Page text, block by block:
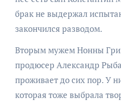
брак не выдержал
закончился разводом.
Вторым мужем Нонны
продюсер Александр
проживает до сих пор. У
которая тоже выбрала